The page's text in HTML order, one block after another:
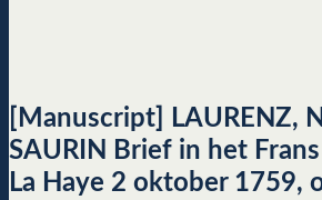
[Manuscript] LAURENZ,
SAURIN Brief in het
La Haye 2 oktober 1759,